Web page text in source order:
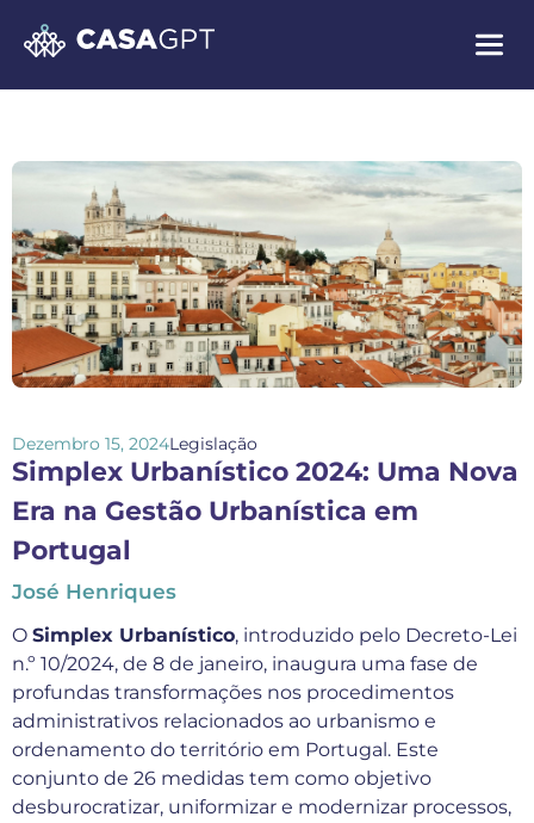
Dezembro 15, 2024Legislação
Simplex Urbanístico 2024: Uma Nova
Era na Gestão Urbanística em
Portugal
José Henriques
O Simplex Urbanístico, introduzido pelo Decreto-Lei
n.º 10/2024, de 8 de janeiro, inaugura uma fase de
profundas transformações nos procedimentos
administrativos relacionados ao urbanismo e
ordenamento do território em Portugal. Este
conjunto de 26 medidas tem como objetivo
desburocratizar, uniformizar e modernizar processos,